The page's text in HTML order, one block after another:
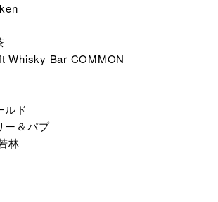
Whisky Bar COMMON
ルド
ー＆パブ
林